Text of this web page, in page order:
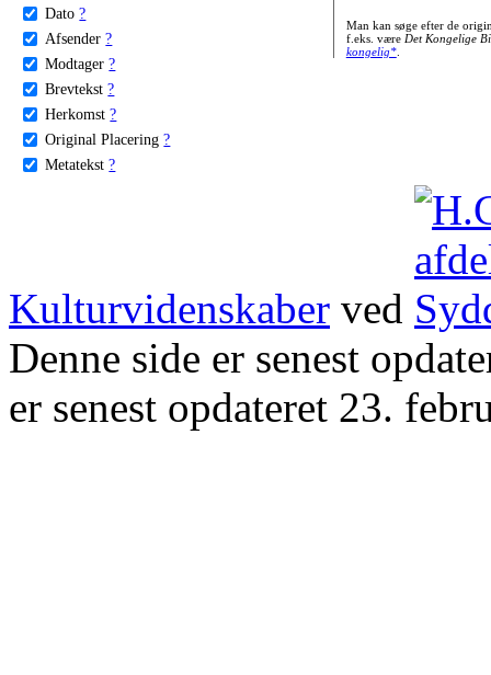
Dato ?
Afsender ?
Modtager ?
Brevtekst ?
Herkomst ?
Original Placering ?
Metatekst ?
Man kan søge efter de
f.eks. være Det Kongelige
kongelig*.
Kulturvidenskaber ved
Denne side er senest
er senest opdateret 23.